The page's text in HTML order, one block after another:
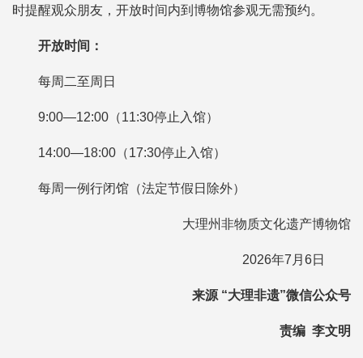
时提醒观众朋友，开放时间内到博物馆参观无需预约。
开放时间：
每周二至周日
9:00—12:00（11:30停止入馆）
14:00—18:00（17:30停止入馆）
每周一例行闭馆（法定节假日除外）
大理州非物质文化遗产博物馆
2026年7月6日
来源 “大理非遗”微信公众号
责编 李文明